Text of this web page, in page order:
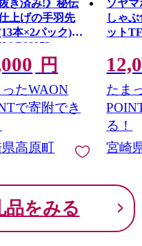
抜き済み!》秘伝
上げの手羽先
本×2パック)
P00073
円
たWAON
で寄附でき
高原町
ソヤ
しゃ
ット
たま
る！
宮崎
をみる